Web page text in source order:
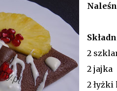
2
2 jajka
2 łyżki